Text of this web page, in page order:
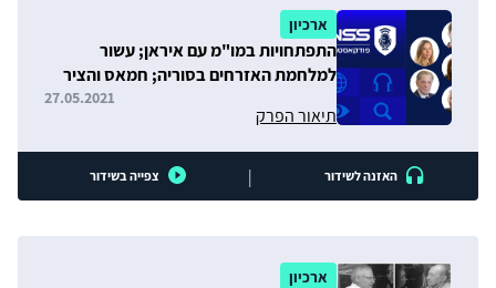
ארכיון
התפתחויות במו"מ עם איראן; עשור
למלחמת האזרחים בסוריה; חמאס והציר
תיאור הפרק
27.05.2021
האזנה לשידור | צפייה בשידור
ארכיון